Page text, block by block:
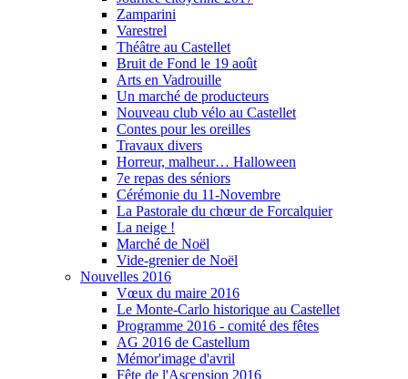
Zamparini
Varestrel
Théâtre au Castellet
Bruit de Fond le 19 août
Arts en Vadrouille
Un marché de producteurs
Nouveau club vélo au Castellet
Contes pour les oreilles
Travaux divers
Horreur, malheur… Halloween
7e repas des séniors
Cérémonie du 11-Novembre
La Pastorale du chœur de Forcalquier
La neige !
Marché de Noël
Vide-grenier de Noël
Nouvelles 2016
Vœux du maire 2016
Le Monte-Carlo historique au Castellet
Programme 2016 - comité des fêtes
AG 2016 de Castellum
Mémor'image d'avril
Fête de l'Ascension 2016